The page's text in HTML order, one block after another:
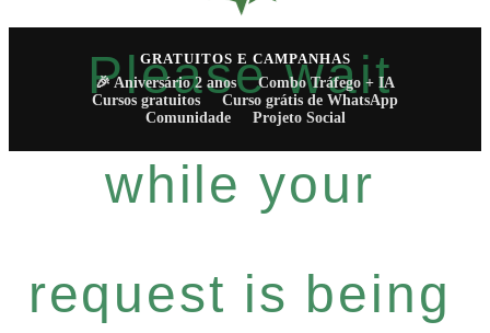
Please wait
while your
request is being
GRATUITOS E CAMPANHAS
🎉 Aniversário 2 anos
Combo Tráfego + IA
Cursos gratuitos
Curso grátis de WhatsApp
Comunidade
Projeto Social